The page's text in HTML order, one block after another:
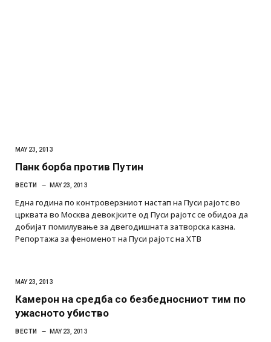
MAY 23, 2013
Панк борба против Путин
ВЕСТИ MAY 23, 2013
Една година по контроверзниот настап на Пуси рајотс во
црквата во Москва девокјките од Пуси рајотс се обидоа да
добијат помилување за двегодишната затворска казна.
Репортажа за феноменот на Пуси рајотс на ХТВ
MAY 23, 2013
Камерон на средба со безбедносниот тим по
ужасното убиство
ВЕСТИ MAY 23, 2013